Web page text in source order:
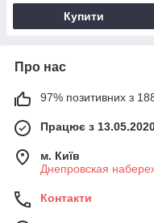
Купити
Про нас
97% позитивних з 188
Працює з
м. Київ
Днепровская
Контакти